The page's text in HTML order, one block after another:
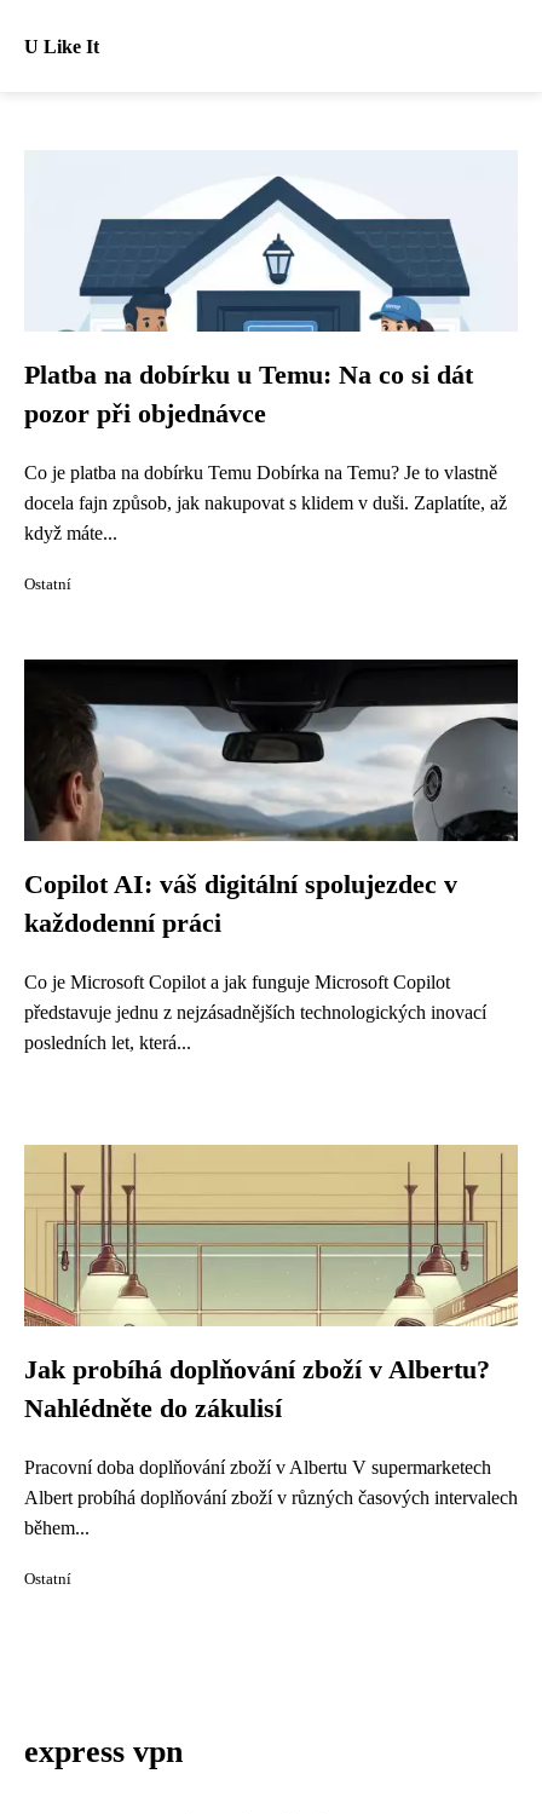
U Like It
Platba na dobírku u Temu: Na co si dát
pozor při objednávce
Co je platba na dobírku Temu Dobírka na Temu? Je to vlastně
docela fajn způsob, jak nakupovat s klidem v duši. Zaplatíte, až
když máte...
Ostatní
Copilot AI: váš digitální spolujezdec v
každodenní práci
Co je Microsoft Copilot a jak funguje Microsoft Copilot
představuje jednu z nejzásadnějších technologických inovací
posledních let, která...
Jak probíhá doplňování zboží v Albertu?
Nahlédněte do zákulisí
Pracovní doba doplňování zboží v Albertu V supermarketech
Albert probíhá doplňování zboží v různých časových intervalech
během...
Ostatní
express vpn